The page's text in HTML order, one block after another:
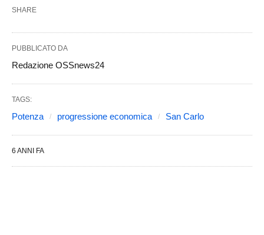
SHARE
PUBBLICATO DA
Redazione OSSnews24
TAGS:
Potenza progressione economica San Carlo
6 ANNI FA